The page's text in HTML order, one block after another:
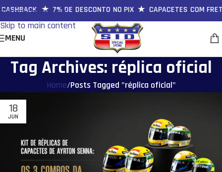
Skip to navigation
Skip to main content
★ 7% DE DESCONTO NO PIX ★ CAPACETES COM
MENU
Tag Archives: réplica oficial
Home/Posts Tagged "réplica oficial"
18
JUN